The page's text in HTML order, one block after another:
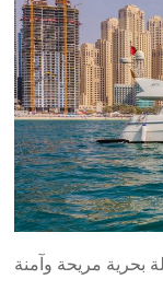
بحرية مريحة وآمنة